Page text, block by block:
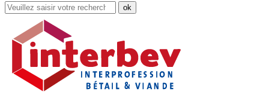
Rechercher
dans
site